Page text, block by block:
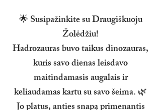
🌟 Susipažinkite su Draugiškuoju
Žolėdžiu!
Hadrozauras buvo taikus dinozauras,
kuris savo dienas leisdavo
maitindamasis augalais ir
keliaudamas kartu su savo šeima. 🌿